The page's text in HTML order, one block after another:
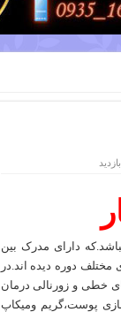
دارای مدرک بین
از کشور آمریکامیباشد.همه ی دوره های آرایشگری را ازجمله میکاپ را درکشوره۸ای مختلف دوره دیده اند.در
خطی و زورنالی درمان
پوست،گریم ومیکاپ